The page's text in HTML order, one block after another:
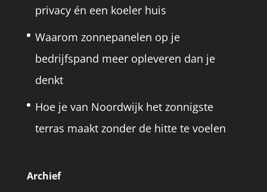
privacy én een koeler huis
Waarom zonnepanelen op je
bedrijfspand meer opleveren dan je
denkt
Hoe je van Noordwijk het zonnigste
terras maakt zonder de hitte te voelen
Archief